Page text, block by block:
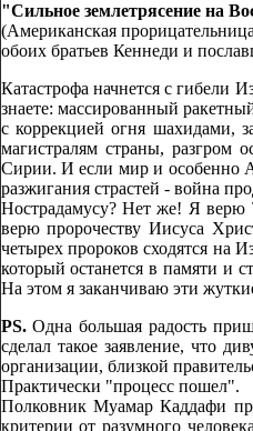
"Сильное землетрясение на
(Американская
обоих братьев Кеннеди и
Катастрофа начнется с гибели
знаете: массированный
с коррекцией огня шахидами,
магистралям страны, разгром
Сирии. И если мир и особенно
разжигания страстей - война
Нострадамусу? Нет же! Я верю
верю пророчеству Иисуса
четырех пророков сходятся на
который останется в памяти и
На этом я заканчиваю эти
PS.Одна большая радость
сделал такое заявление, что
организации, близкой
Практически "процесс пошел".
Полковник Муамар Каддафи
критерии от разумного